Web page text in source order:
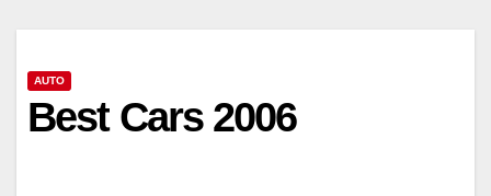
AUTO
Best Cars 2006